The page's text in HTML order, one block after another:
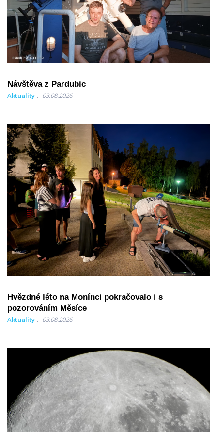
Návštěva z Pardubic
Aktuality 03.08.2026
Hvězdné léto na Monínci pokračovalo i s
pozorováním Měsíce
Aktuality 03.08.2026